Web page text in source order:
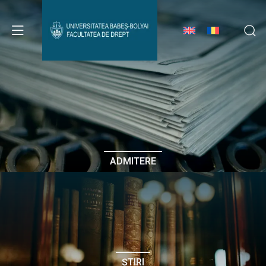
Avizier Studenți
Studii
Admitere
Erasmus & Internațional
Despre Facultate
ADMITERE
ȘTIRI